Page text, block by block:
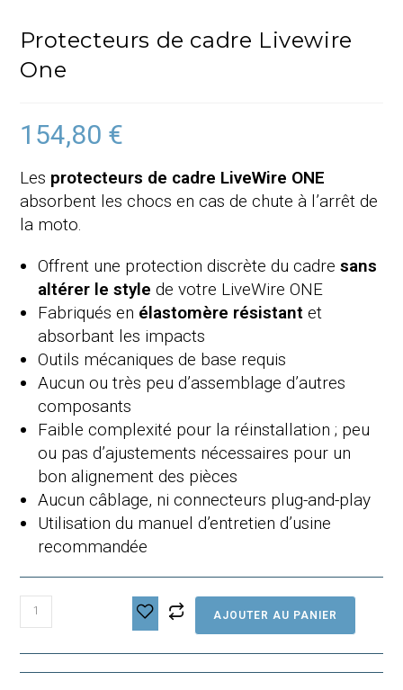
Protecteurs de cadre Livewire
One
154,80 €
Les protecteurs de cadre LiveWire ONE
absorbent les chocs en cas de chute à l’arrêt de
la moto.
Offrent une protection discrète du cadresans
altérer le style de votre LiveWire ONE
Fabriqués en élastomère résistant et
absorbant les impacts
Outils mécaniques de base requis
Aucun ou très peu d’assemblage d’autres
composants
Faible complexité pour la réinstallation ; peu
ou pas d’ajustements nécessaires pour un
bon alignement des pièces
Aucun câblage, ni connecteurs plug-and-play
Utilisation du manuel d’entretien d’usine
recommandée
de
cadre
AJOUTER AU PANIER